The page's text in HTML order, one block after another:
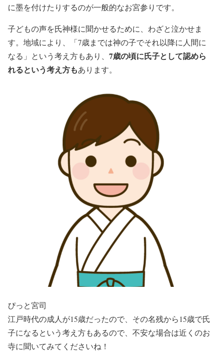
に墨を付けたりするのが一般的なお宮参りです。
子どもの声を氏神様に聞かせるために、わざと泣かせま
す。地域により、「7歳までは神の子でそれ以降に人間に
なる」という考え方もあり、 7歳の頃に氏子として認めら
れるという考え方もあります。
ぴっと宮司
江戸時代の成人が15歳だったので、その名残から15歳で氏
子になるという考え方もあるので、不安な場合は近くのお
寺に聞いてみてくださいね！